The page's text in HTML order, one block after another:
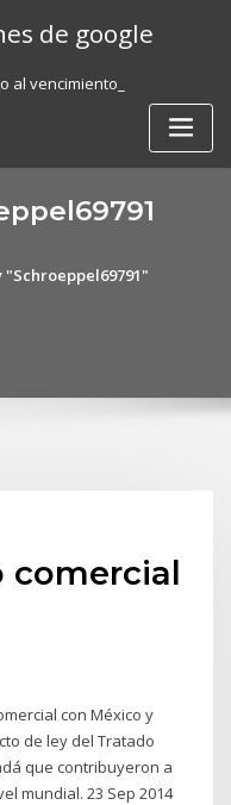
de google
al vencimiento_
comercial
con México y
de ley del Tratado
que contribuyeron a
mundial. 23 Sep 2014